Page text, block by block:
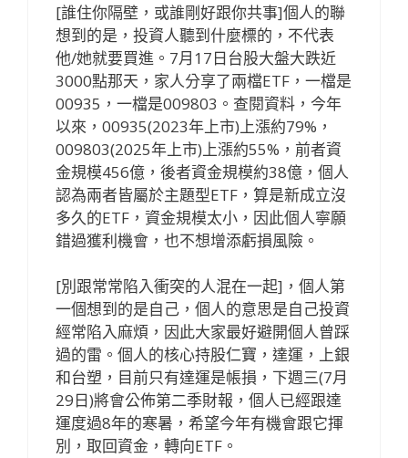
[誰住你隔壁，或誰剛好跟你共事]個人的聯
想到的是，投資人聽到什麼標的，不代表
他/她就要買進。7月17日台股大盤大跌近
3000點那天，家人分享了兩檔ETF，一檔是
00935，一檔是009803。查閱資料，今年
以來，00935(2023年上市)上漲約79%，
009803(2025年上市)上漲約55%，前者資
金規模456億，後者資金規模約38億，個人
認為兩者皆屬於主題型ETF，算是新成立沒
多久的ETF，資金規模太小，因此個人寧願
錯過獲利機會，也不想增添虧損風險。
[別跟常常陷入衝突的人混在一起]，個人第
一個想到的是自己，個人的意思是自己投資
經常陷入麻煩，因此大家最好避開個人曾踩
過的雷。個人的核心持股仁寶，達運，上銀
和台塑，目前只有達運是帳損，下週三(7月
29日)將會公佈第二季財報，個人已經跟達
運度過8年的寒暑，希望今年有機會跟它揮
別，取回資金，轉向ETF。